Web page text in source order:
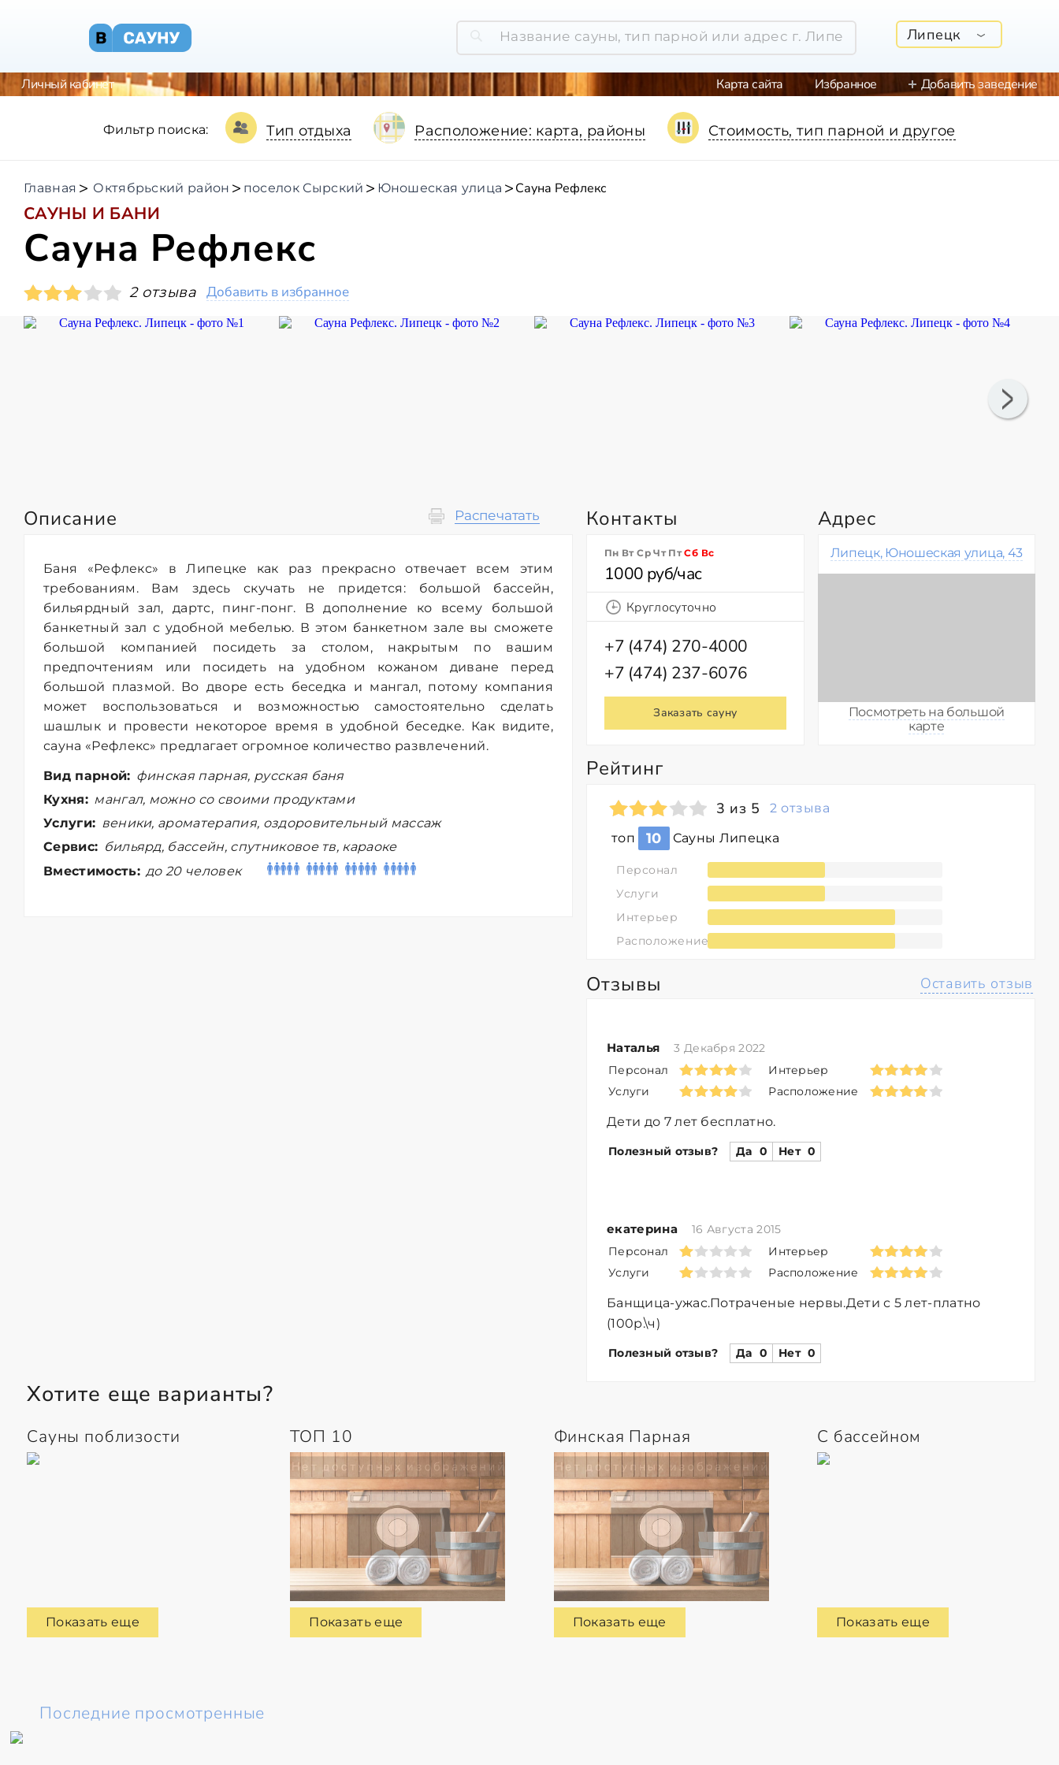
Липецк
Личный кабинет Карта сайта Избранное Добавить заведение
Фильтр поиска: Тип отдыха Расположение: карта, районы Стоимость, тип парной и другое
Главная Октябрьский район поселок Сырский Юношеская улица Сауна Рефлекс
САУНЫ И БАНИ
Сауна Рефлекс
2 отзыва Добавить в избранное
Описание Распечатать
Баня «Рефлекс» в Липецке как раз прекрасно отвечает всем этим
требованиям. Вам здесь скучать не придется: большой бассейн,
бильярдный зал, дартс, пинг-понг. В дополнение ко всему большой
банкетный зал с удобной мебелью. В этом банкетном зале вы сможете
большой компанией посидеть за столом, накрытым по вашим
предпочтениям или посидеть на удобном кожаном диване перед
большой плазмой. Во дворе есть беседка и мангал, потому компания
может воспользоваться и возможностью самостоятельно сделать
шашлык и провести некоторое время в удобной беседке. Как видите,
сауна «Рефлекс» предлагает огромное количество развлечений.
Вид парной: финская парная, русская баня
Кухня: мангал, можно со своими продуктами
Услуги: веники, ароматерапия, оздоровительный массаж
Сервис: бильярд, бассейн, спутниковое тв, караоке
Вместимость: до 20 человек
Контакты
Пн Вт Ср Чт ПтСб Вс
1000 руб/час
Круглосуточно
+7 (474) 270-4000
+7 (474) 237-6076
Заказать сауну
Адрес
Липецк, Юношеская улица, 43
Посмотреть на большой
карте
Рейтинг
3 из 5
2 отзыва
топ
10 Сауны Липецка
Персонал
Услуги
Интерьер
Расположение
Отзывы Оставить отзыв
Наталья
3 Декабря 2022
Персонал
Услуги
Интерьер
Расположение
Дети до 7 лет бесплатно.
Полезный отзыв? Да 0 Нет 0
екатерина
16 Августа 2015
Персонал
Услуги
Интерьер
Расположение
Банщица-ужас.Потраченые нервы.Дети с 5 лет-платно
(100р.\ч)
Полезный отзыв? Да 0 Нет 0
Хотите еще варианты?
Сауны поблизости
Показать еще
ТОП 10
Показать еще
Финская Парная
Показать еще
С бассейном
Показать еще
Последние просмотренные